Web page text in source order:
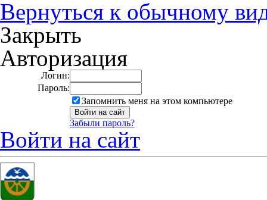
Вернуться к обычному
Закрыть
Авторизация
Логин:
Пароль:
Запомнить меня на этом компьютере
Забыли пароль?
Войти на сайт